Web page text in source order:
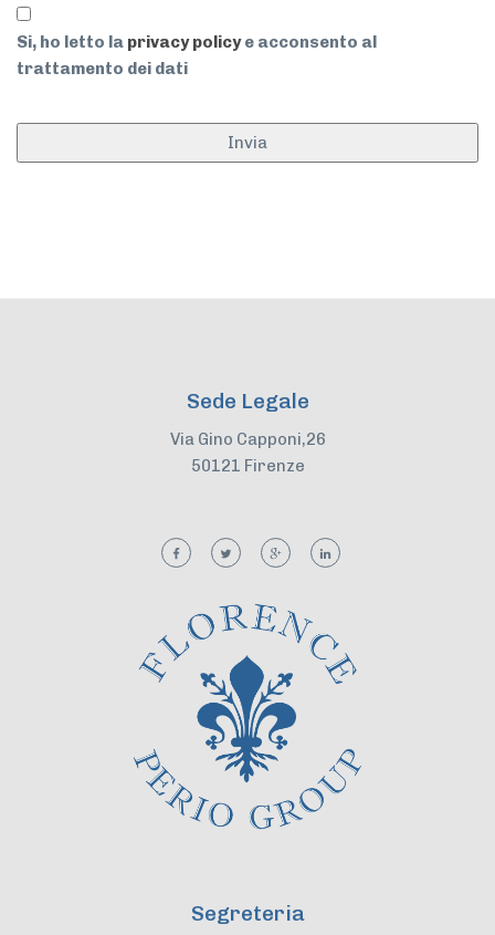
*
Si, ho letto la privacy policye acconsento al
trattamento dei dati
Sede Legale
Via Gino Capponi,26
50121 Firenze
Segreteria